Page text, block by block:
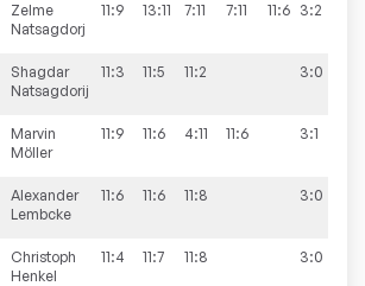
Zelme
Natsagdorj
11:9 13:11 7:11 7:11 11:6 3:2
Shagdar
Natsagdorij
11:3 11:5 11:2 3:0
Marvin
Möller
11:9 11:6 4:11 11:6 3:1
Alexander
Lembcke
11:6 11:6 11:8 3:0
Christoph
Henkel
11:4 11:7 11:8 3:0